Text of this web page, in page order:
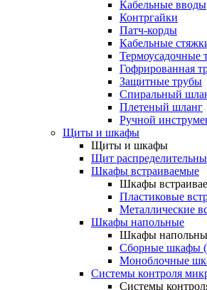
Кабельные вводы
Контргайки
Патч-корды
Кабельные
Термоусадочные
Гофрированная
Защитные трубы
Спиральный
Плетеный шланг
Ручной
Щиты и шкафы
Щиты и шкафы
Щит
Шкафы встраиваемые
Шкафы
Пластиковые
Металлические
Шкафы напольные
Шкафы
Сборные шкафы
Моноблочные
Системы контроля
Системы